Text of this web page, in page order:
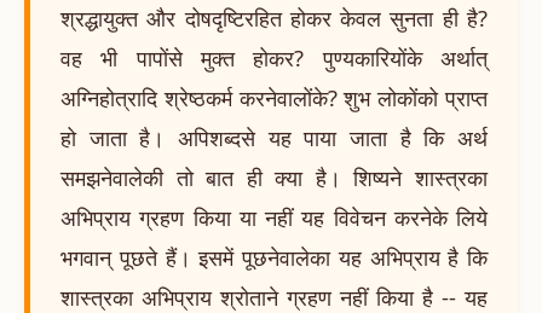
श्रद्धायुक्त और दोषदृष्टिरहित होकर केवल सुनता ही है?
वह भी पापोंसे मुक्त होकर? पुण्यकारियोंके अर्थात्
अग्निहोत्रादि श्रेष्ठकर्म करनेवालोंके? शुभ लोकोंको प्राप्त
हो जाता है। अपिशब्दसे यह पाया जाता है कि अर्थ
समझनेवालेकी तो बात ही क्या है। शिष्यने शास्त्रका
अभिप्राय ग्रहण किया या नहीं यह विवेचन करनेके लिये
भगवान् पूछते हैं। इसमें पूछनेवालेका यह अभिप्राय है कि
शास्त्रका अभिप्राय श्रोताने ग्रहण नहीं किया है -- यह